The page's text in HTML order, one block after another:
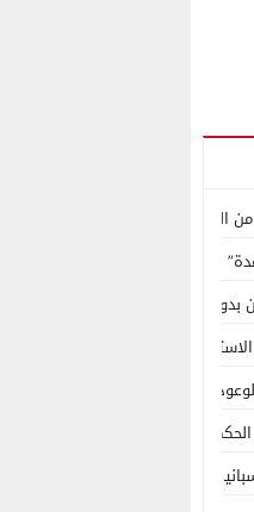
منظمة حرّضت على اقتحام سبتة
في سوق المعادن الاستراتيجية
ماء؟
على الكفاءة ويمنح الشباب
الفارغة لصناعة الواقع؟
الذاتي هو الأساس الوحيد لحل